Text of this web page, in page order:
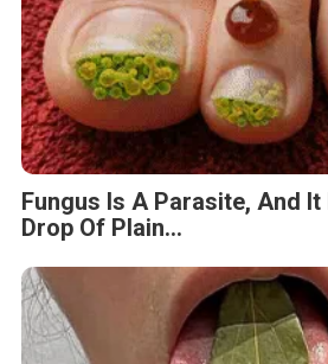
Fungus Is A Parasite, And
Drop Of Plain...